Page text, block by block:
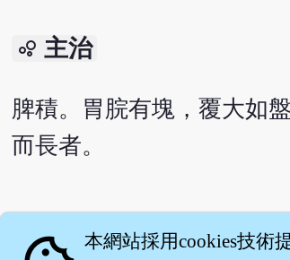
bubble_chart 主治
脾積。胃脘有塊，覆大如
而長者。
English version
本網站採用cookies技術